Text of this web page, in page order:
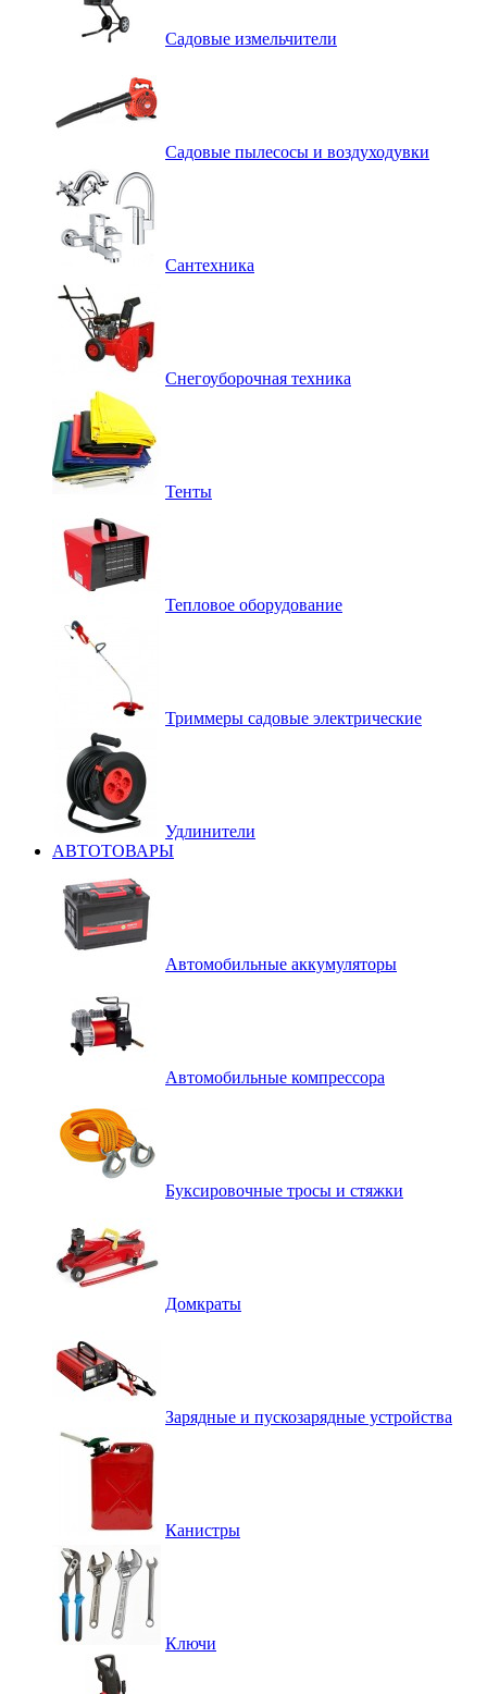
Садовые измельчители
Садовые пылесосы и воздуходувки
Сантехника
Снегоуборочная техника
Тенты
Тепловое оборудование
Триммеры садовые электрические
Удлинители
АВТОТОВАРЫ
Автомобильные аккумуляторы
Автомобильные компрессора
Буксировочные тросы и стяжки
Домкраты
Зарядные и пускозарядные устройства
Канистры
Ключи